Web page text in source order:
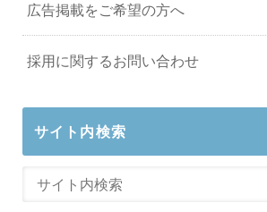
広告掲載をご希望の方へ
採用に関するお問い合わせ
サイト内検索